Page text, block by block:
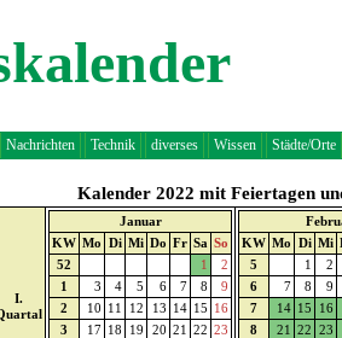
Nachrichten Technik diverses Wissen Städte/Orte
Kalender 2022 mit Feiertagen
I.
Januar
KW Mo Di Mi Do Fr Sa So
52
1
2
1
3 4 5 6 7 8
9
2
10 11 12 13 14 15 16
3
17 18 19 20 21 22 23
KW Mo Di Mi
5
1
2
6
7 8
9
7
14 15
16
8
21 22 23